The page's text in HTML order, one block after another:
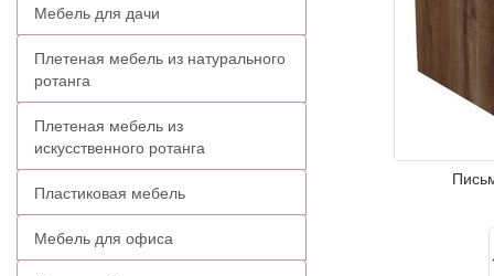
Мебель для дачи
Плетеная мебель из натурального
ротанга
Плетеная мебель из
искусственного ротанга
Пластиковая мебель
Мебель для офиса